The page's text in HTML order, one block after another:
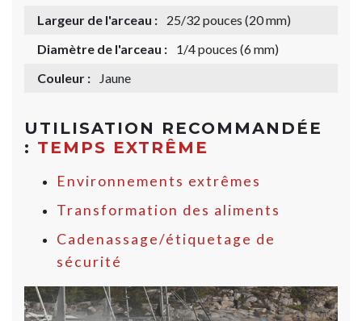
Largeur de l'arceau :
25/32 pouces (20 mm)
Diamètre de l'arceau :
1/4 pouces (6 mm)
Couleur :
Jaune
UTILISATION RECOMMANDÉE
: TEMPS EXTRÊME
Environnements extrêmes
Transformation des aliments
Cadenassage/étiquetage de
sécurité